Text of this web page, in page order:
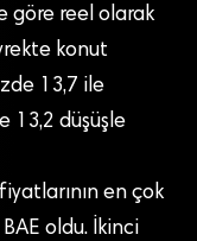
göre reel olarak
konut
13,7 ile
13,2 düşüşle
en çok
oldu. İkinci